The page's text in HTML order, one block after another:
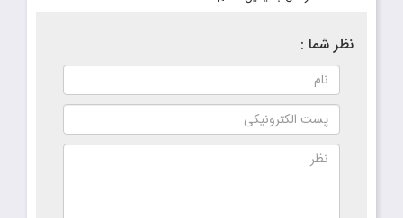
نظر شما :